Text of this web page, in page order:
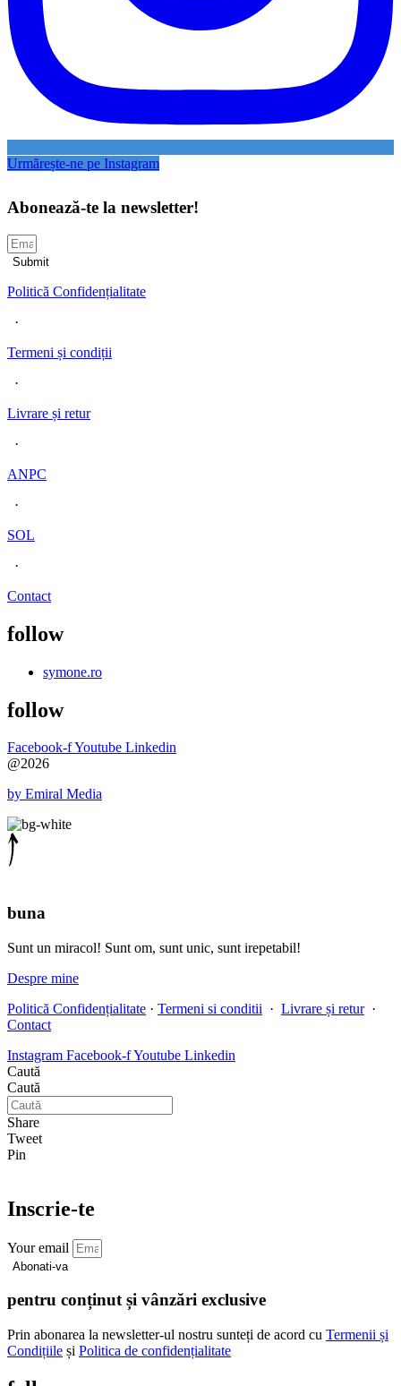
Urmărește-ne pe Instagram
Abonează-te la newsletter!
Submit
Politică Confidențialitate
·
Termeni și condiții
·
Livrare și retur
·
ANPC
·
SOL
·
Contact
follow
symone.ro
follow
Facebook-fYoutube Linkedin
@2026
by Emiral Media
buna
Sunt un miracol! Sunt om, sunt unic, sunt irepetabil!
Despre mine
Politică Confidențialitate · Termeni si conditii · Livrare și retur·
Contact
Instagram Facebook-fYoutube Linkedin
Caută
Caută
Share
Tweet
Pin
Inscrie-te
Your email
Abonati-va
pentru conținut și vânzări exclusive
Prin abonarea la newsletter-ul nostru sunteți de acord cu Termenii și
Condițiile și Politica de confidențialitate